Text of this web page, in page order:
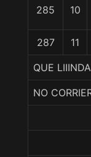
285 10
287 11
QUE
NO